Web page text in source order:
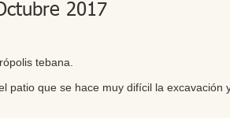
2017
tebana.
patio que se hace muy difícil la